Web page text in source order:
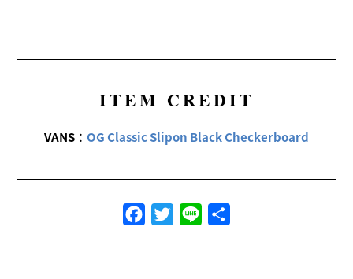
ITEM CREDIT
VANS： OG Classic Slipon Black Checkerboard
FacebookTwitterLine